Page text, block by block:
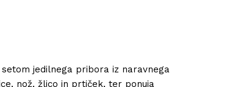
jedilnega pribora iz naravnega
nož, žlico in prtiček, ter ponuja